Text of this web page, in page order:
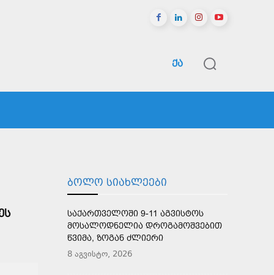
ᲥᲐ
ᲑᲝᲚᲝ ᲡᲘᲐᲮᲚᲔᲔᲑᲘ
ᲡᲐᲥᲐᲠᲗᲕᲔᲚᲝᲨᲘ 9-11 ᲐᲒᲕᲘᲡᲢᲝᲡ
ᲛᲝᲡᲐᲚᲝᲓᲜᲔᲚᲘᲐ ᲓᲠᲝᲒᲐᲛᲝᲨᲕᲔᲑᲘᲗ
ᲬᲕᲘᲛᲐ, ᲖᲝᲒᲐᲜ ᲫᲚᲘᲔᲠᲘ
8 აგვისტო, 2026